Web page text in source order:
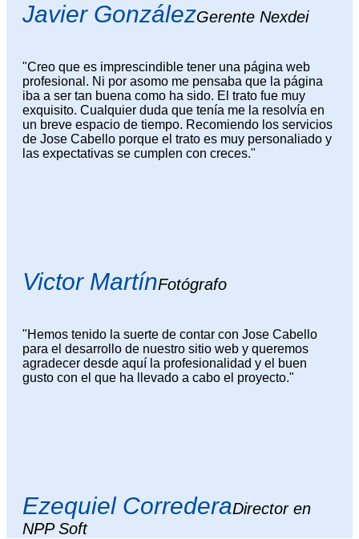
Javier GonzálezGerente Nexdei
"Creo que es imprescindible tener una página web
profesional. Ni por asomo me pensaba que la página
iba a ser tan buena como ha sido. El trato fue muy
exquisito. Cualquier duda que tenía me la resolvía en
un breve espacio de tiempo. Recomiendo los servicios
de Jose Cabello porque el trato es muy personaliado y
las expectativas se cumplen con creces."
Victor MartínFotógrafo
"Hemos tenido la suerte de contar con Jose Cabello
para el desarrollo de nuestro sitio web y queremos
agradecer desde aquí la profesionalidad y el buen
gusto con el que ha llevado a cabo el proyecto."
Ezequiel CorrederaDirector en
NPP Soft